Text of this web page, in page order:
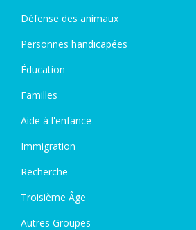
Défense des animaux
Personnes handicapées
Éducation
Familles
Aide à l'enfance
Immigration
Recherche
Troisième Âge
Autres Groupes